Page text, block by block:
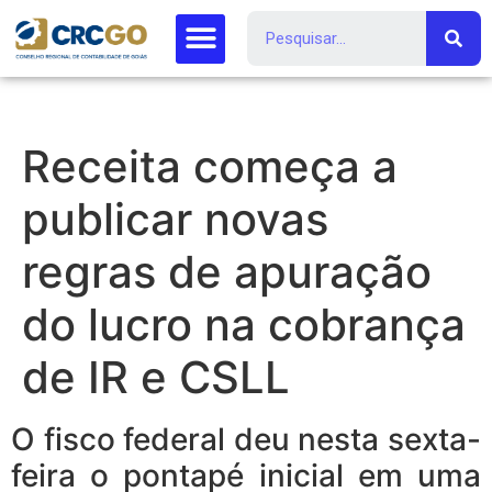
Receita começa a
publicar novas
regras de apuração
do lucro na cobrança
de IR e CSLL
O fisco federal deu nesta sexta-
feira o pontapé inicial em uma